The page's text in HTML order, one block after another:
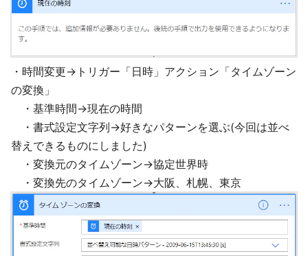
・時間変更→トリガー「日時」アクション「タイムゾーン
の変換」
・基準時間→現在の時間
・書式設定文字列→好きなパターンを選ぶ(今回は並べ
替えできるものにしました)
・変換元のタイムゾーン→協定世界時
・変換先のタイムゾーン→大阪、札幌、東京